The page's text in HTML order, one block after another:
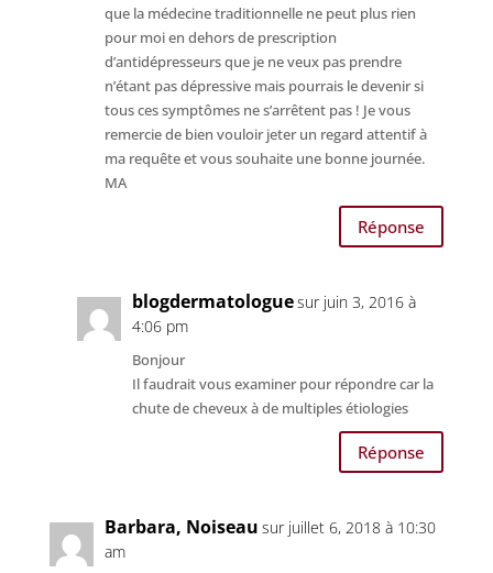
que la médecine traditionnelle ne peut plus rien
pour moi en dehors de prescription
d’antidépresseurs que je ne veux pas prendre
n’étant pas dépressive mais pourrais le devenir si
tous ces symptômes ne s’arrêtent pas ! Je vous
remercie de bien vouloir jeter un regard attentif à
ma requête et vous souhaite une bonne journée.
MA
Réponse
blogdermatologuesur juin 3, 2016 à
4:06 pm
Bonjour
Il faudrait vous examiner pour répondre car la
chute de cheveux à de multiples étiologies
Réponse
Barbara, Noiseau sur juillet 6, 2018 à 10:30
am